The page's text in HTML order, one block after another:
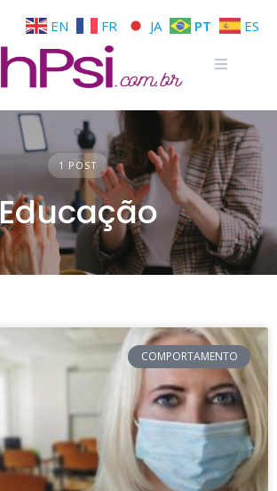
1 POST
Educação
COMPORTAMENTO
EN FR JA PT ES